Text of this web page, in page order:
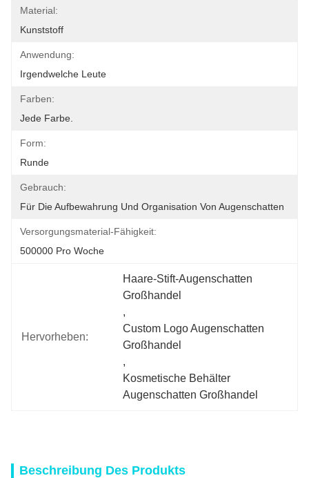
Material:
Kunststoff
Anwendung:
Irgendwelche Leute
Farben:
Jede Farbe.
Form:
Runde
Gebrauch:
Für Die Aufbewahrung Und Organisation Von Augenschatten
Versorgungsmaterial-Fähigkeit:
500000 Pro Woche
Hervorheben:
Haare-Stift-Augenschatten
Großhandel
,
Custom Logo Augenschatten
Großhandel
,
Kosmetische Behälter
Augenschatten Großhandel
Beschreibung Des Produkts